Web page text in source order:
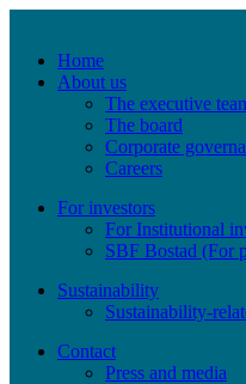
Home
About us
The executive
The board
Corporate
Careers
For investors
For Institutional
SBF Bostad (For
Sustainability
Sustainability-
Contact
Press and media